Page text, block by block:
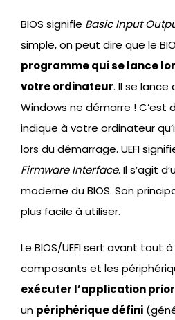
BIOS signifie Basic Input
simple, on peut dire que le
programme qui se lance
votre ordinateur. Il se
Windows ne démarre ! C’est
indique à votre ordinateur
lors du démarrage. UEFI
Firmware Interface. Il s’agit
moderne du BIOS. Son
plus facile à utiliser.
Le BIOS/UEFI sert avant tout
composants et les
exécuter l’application
un périphérique défini